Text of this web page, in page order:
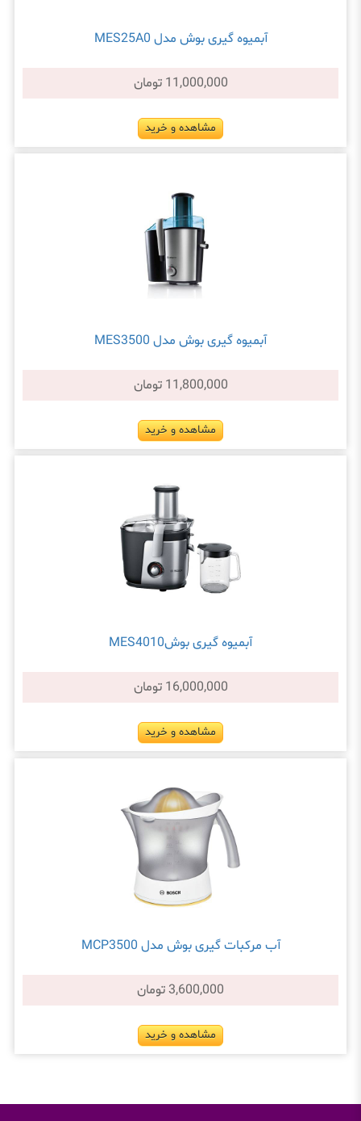
آبميوه گيری بوش مدل MES25A0
11,000,000 تومان
مشاهده و خرید
آبمیوه گیری بوش مدل MES3500
11,800,000 تومان
مشاهده و خرید
آبمیوه گیری بوشMES4010
16,000,000 تومان
مشاهده و خرید
آب مرکبات گیری بوش مدل MCP3500
3,600,000 تومان
مشاهده و خرید